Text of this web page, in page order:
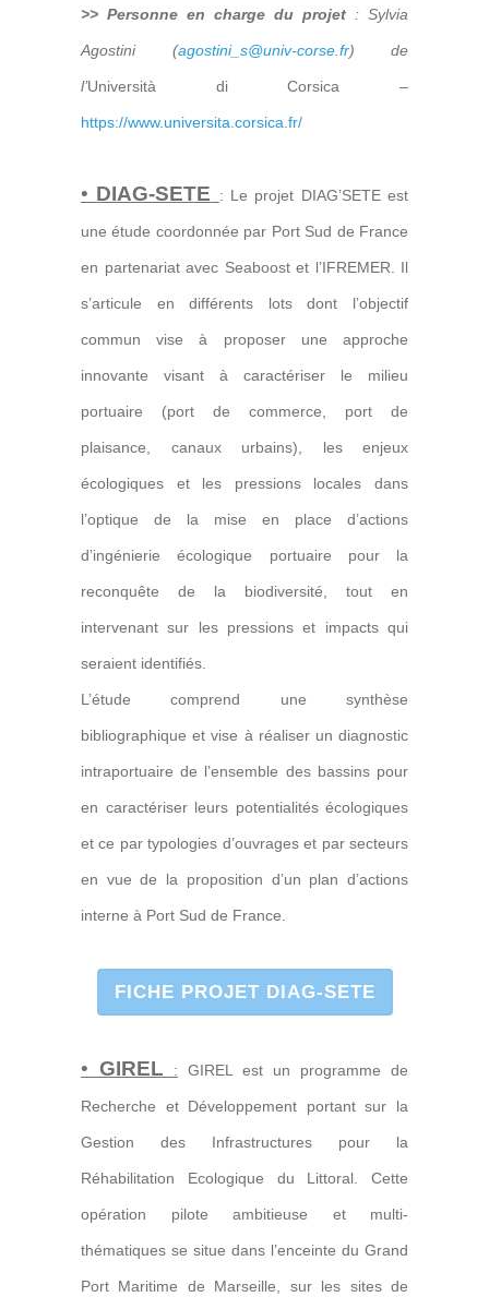
>> Personne en charge du projet : Sylvia
Agostini(agostini_s@univ-corse.fr) de
l’Università di Corsica –
https://www.universita.corsica.fr/
• DIAG-SETE : Le projet DIAG’SETE est
une étude coordonnée par Port Sud de France
en partenariat avec Seaboost et l’IFREMER. Il
s’articule en différents lots dont l’objectif
commun vise à proposer une approche
innovante visant à caractériser le milieu
portuaire (port de commerce, port de
plaisance, canaux urbains), les enjeux
écologiques et les pressions locales dans
l’optique de la mise en place d’actions
d’ingénierie écologique portuaire pour la
reconquête de la biodiversité, tout en
intervenant sur les pressions et impacts qui
seraient identifiés.
L’étude comprend une synthèse
bibliographique et vise à réaliser un diagnostic
intraportuaire de l’ensemble des bassins pour
en caractériser leurs potentialités écologiques
et ce par typologies d’ouvrages et par secteurs
en vue de la proposition d’un plan d’actions
interne à Port Sud de France.
FICHE PROJET DIAG-SETE
• GIREL : GIREL est un programme de
Recherche et Développement portant sur la
Gestion des Infrastructures pour la
Réhabilitation Ecologique du Littoral. Cette
opération pilote ambitieuse et multi-
thématiques se situe dans l’enceinte du Grand
Port Maritime de Marseille, sur les sites de